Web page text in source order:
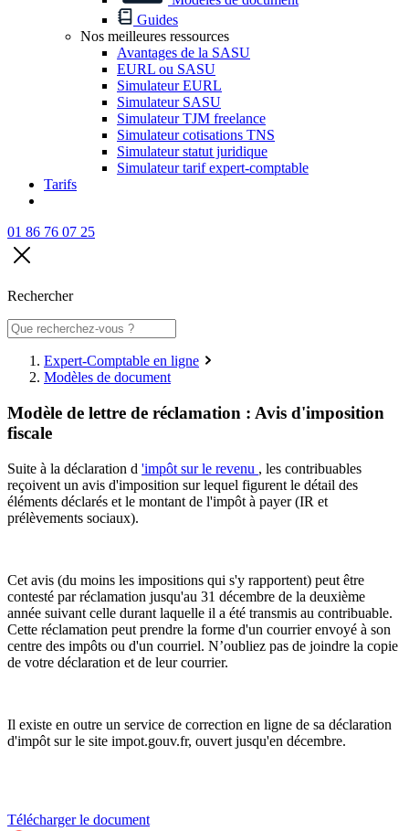
Guides
Nos meilleures ressources
Avantages de la SASU
EURL ou SASU
Simulateur EURL
Simulateur SASU
Simulateur TJM freelance
Simulateur cotisations TNS
Simulateur statut juridique
Simulateur tarif expert-comptable
Tarifs
01 86 76 07 25
Rechercher
Expert-Comptable en ligne
Modèles de document
Modèle de lettre de réclamation : Avis d'imposition
fiscale
Suite à la déclaration d 'impôt sur le revenu , les contribuables
reçoivent un avis d'imposition sur lequel figurent le détail des
éléments déclarés et le montant de l'impôt à payer (IR et
prélèvements sociaux).
Cet avis (du moins les impositions qui s'y rapportent) peut être
contesté par réclamation jusqu'au 31 décembre de la deuxième
année suivant celle durant laquelle il a été transmis au contribuable.
Cette réclamation peut prendre la forme d'un courrier envoyé à son
centre des impôts ou d'un courriel. N’oubliez pas de joindre la copie
de votre déclaration et de leur courrier.
Il existe en outre un service de correction en ligne de sa déclaration
d'impôt sur le site impot.gouv.fr, ouvert jusqu'en décembre.
Télécharger le document